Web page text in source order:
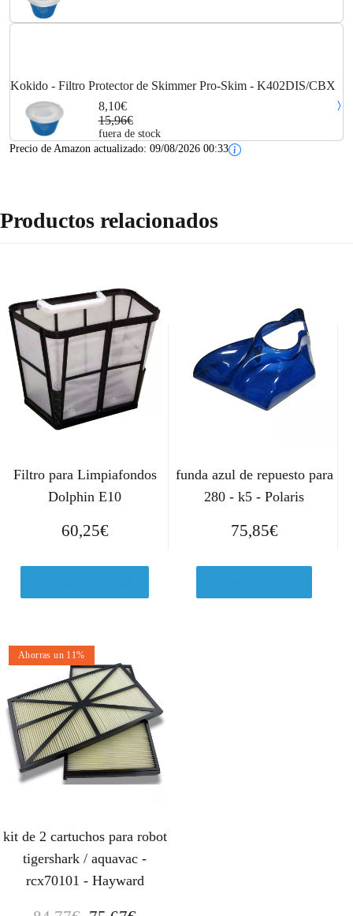
Kokido - Filtro Protector de Skimmer Pro-Skim - K402DIS/CBX
8,10€
15,96€
fuera de stock
Precio de Amazon actualizado: 09/08/2026 00:33
Productos relacionados
Filtro para Limpiafondos
Dolphin E10
60,25€
funda azul de repuesto para
280 - k5 - Polaris
75,85€
Ahorras un 11%
kit de 2 cartuchos para robot
tigershark / aquavac -
rcx70101 - Hayward